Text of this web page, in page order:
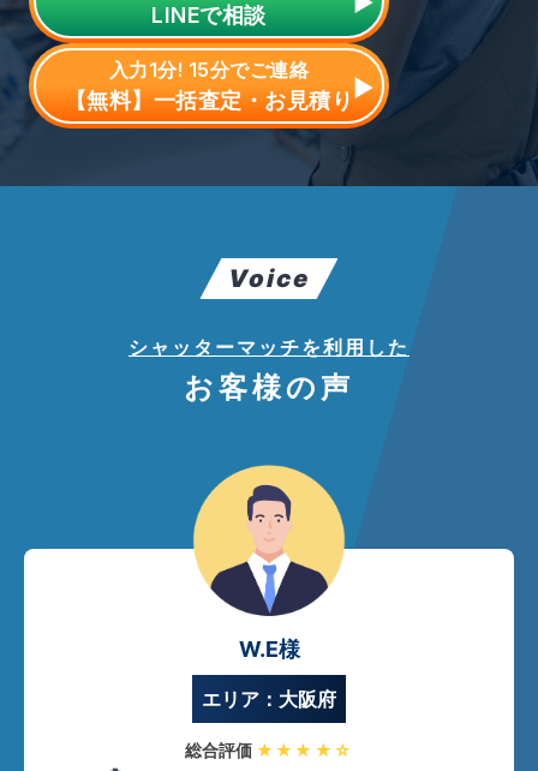
LINEで相談
入力1分! 15分でご連絡
【無料】一括査定・お見積り
Voice
シャッターマッチを利用した
お客様の声
W.E様
エリア：大阪府
総合評価 ★★★★☆